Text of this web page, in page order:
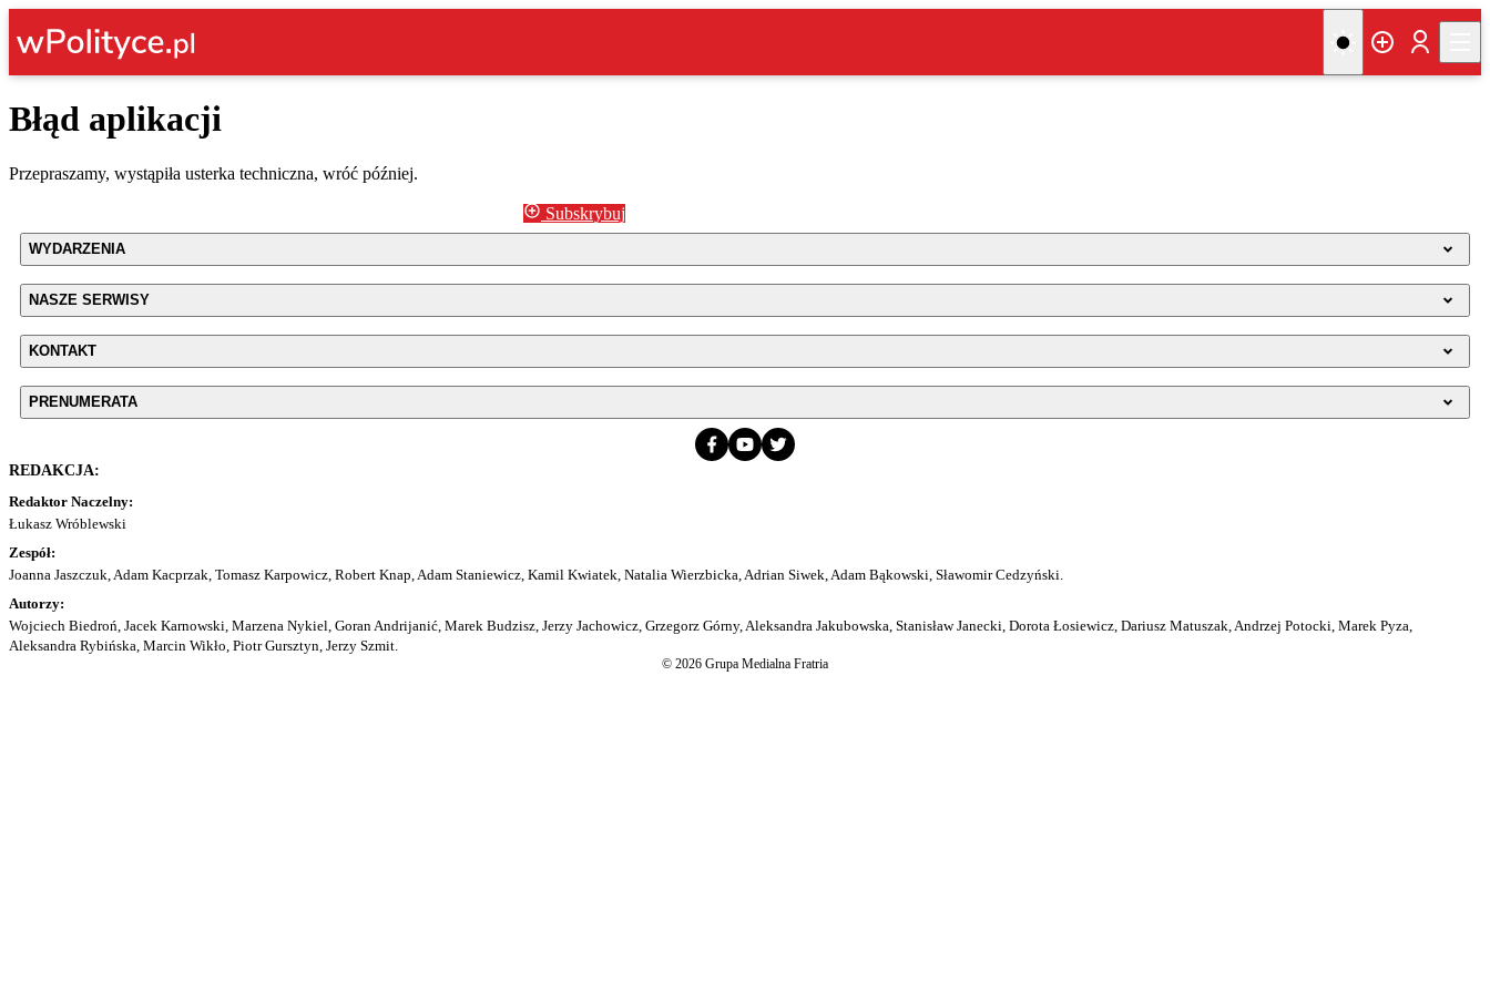
Błąd aplikacji
Przepraszamy, wystąpiła usterka techniczna, wróć później.
Subskrybuj
WYDARZENIA
NASZE SERWISY
KONTAKT
PRENUMERATA
REDAKCJA:
Redaktor Naczelny:
Łukasz Wróblewski
Zespół:
Joanna Jaszczuk, Adam Kacprzak, Tomasz Karpowicz, Robert Knap, Adam Staniewicz, Kamil Kwiatek, Natalia Wierzbicka, Adrian Siwek, Adam Bąkowski, Sławomir Cedzyński.
Autorzy:
Wojciech Biedroń, Jacek Karnowski, Marzena Nykiel, Goran Andrijanić, Marek Budzisz, Jerzy Jachowicz, Grzegorz Górny, Aleksandra Jakubowska, Stanisław Janecki, Dorota Łosiewicz, Dariusz Matuszak, Andrzej Potocki, Marek Pyza,
Aleksandra Rybińska, Marcin Wikło, Piotr Gursztyn, Jerzy Szmit.
© 2026 Grupa Medialna Fratria